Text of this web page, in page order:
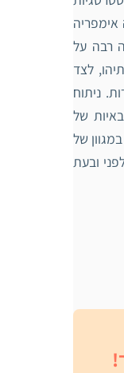
אימפריה
רבה על
לצד
ניתוח
של
של
ובעת